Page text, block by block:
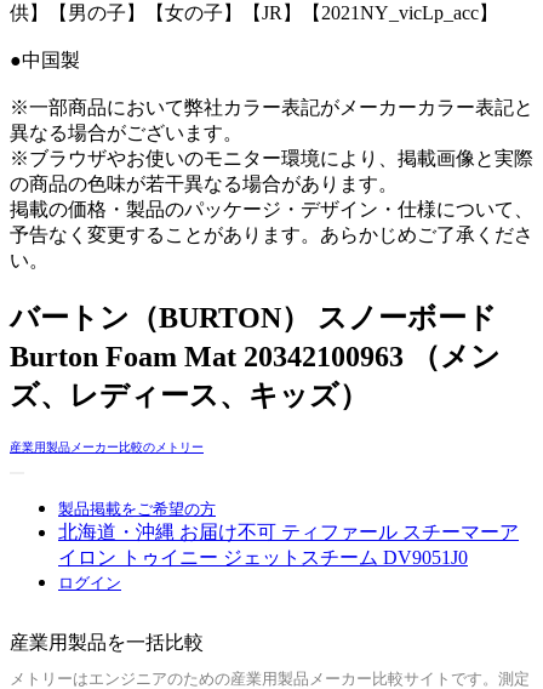
供】【男の子】【女の子】【JR】【2021NY_vicLp_acc】
●中国製
※一部商品において弊社カラー表記がメーカーカラー表記と
異なる場合がございます。
※ブラウザやお使いのモニター環境により、掲載画像と実際
の商品の色味が若干異なる場合があります。
掲載の価格・製品のパッケージ・デザイン・仕様について、
予告なく変更することがあります。あらかじめご了承くださ
い。
バートン（BURTON） スノーボード
Burton Foam Mat 20342100963 （メン
ズ、レディース、キッズ）
産業用製品メーカー比較のメトリー
製品掲載をご希望の方
北海道・沖縄 お届け不可 ティファール スチーマーア
イロン トゥイニー ジェットスチーム DV9051J0
ログイン
産業用製品を一括比較
メトリーはエンジニアのための産業用製品メーカー比較サイトです。測定